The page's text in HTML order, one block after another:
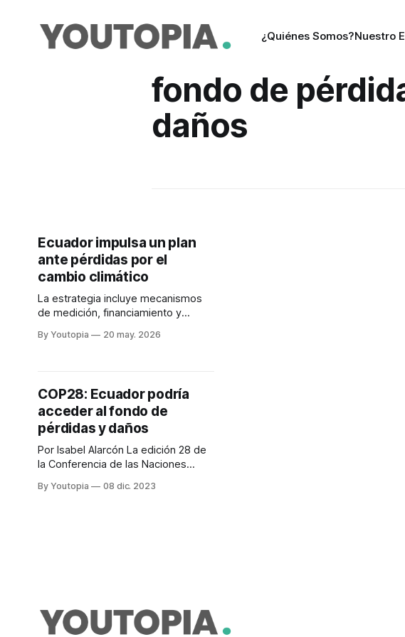
¿Quiénes Somos?Nuestro
fondo de
daños
Ecuador impulsa un plan
ante pérdidas por el
cambio climático
La estrategia incluye mecanismos
de medición, financiamiento y
económicas y no económicas.
By Youtopia 20 may. 2026
COP28: Ecuador podría
acceder al fondo de
pérdidas y daños
Por Isabel Alarcón La edición 28 de
la Conferencia de las Naciones
(COP28), que se desarrolla en
By Youtopia 08 dic. 2023